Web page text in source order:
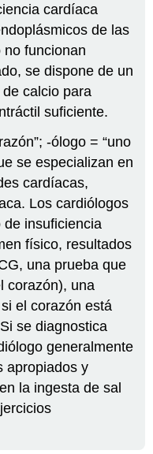
cardíaca
de las
funcionan
se dispone de un
calcio para
suficiente.
-ólogo = “uno
se especializan en
cardíacas,
Los cardiólogos
de insuficiencia
físico, resultados
una prueba que
corazón), una
el corazón está
se diagnostica
generalmente
apropiados y
la ingesta de sal